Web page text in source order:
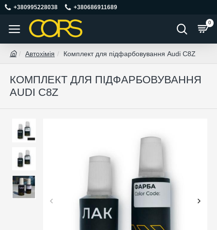
+380995228038 +380686911689
0
Автохімія Комплект для підфарбовування Audi C8Z
КОМПЛЕКТ ДЛЯ ПІДФАРБОВУВАННЯ
AUDI C8Z